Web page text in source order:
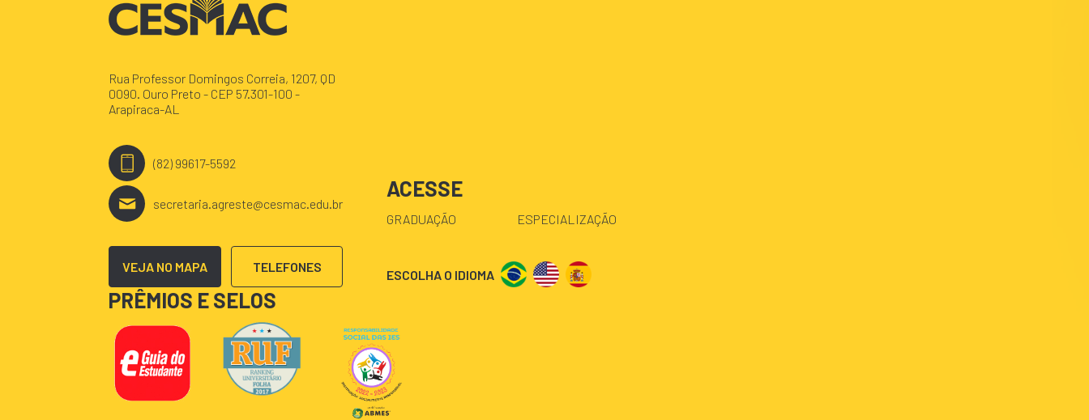
Rua Professor Domingos Correia, 1207, QD
0090. Ouro Preto - CEP 57.301-100 -
Arapiraca-AL
(82) 99617-5592
secretaria.agreste@cesmac.edu.br
VEJA NO MAPA TELEFONES
ACESSE
GRADUAÇÃO ESPECIALIZAÇÃO
ESCOLHA O IDIOMA
PRÊMIOS E SELOS